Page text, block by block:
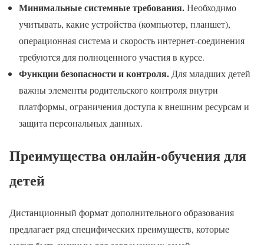
Минимальные системные требования.Необходимо
учитывать, какие устройства (компьютер, планшет),
операционная система и скорость интернет-соединения
требуются для полноценного участия в курсе.
Функции безопасности и контроля.Для младших детей
важны элементы родительского контроля внутри
платформы, ограничения доступа к внешним ресурсам и
защита персональных данных.
Преимущества онлайн-обучения для
детей
Дистанционный формат дополнительного образования
предлагает ряд специфических преимуществ, которые